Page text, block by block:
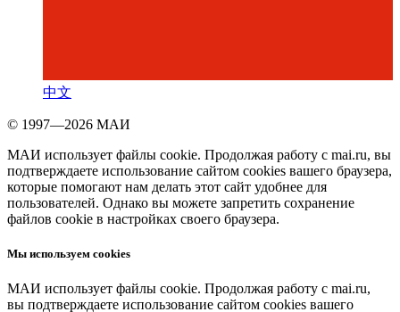
中文
© 1997—2026 МАИ
МАИ использует файлы cookie. Продолжая работу с mai.ru, вы
подтверждаете использование сайтом cookies вашего браузера,
которые помогают нам делать этот сайт удобнее для
пользователей. Однако вы можете запретить сохранение
файлов cookie в настройках своего браузера.
Мы используем cookies
МАИ использует файлы cookie. Продолжая работу с mai.ru,
вы подтверждаете использование сайтом cookies вашего